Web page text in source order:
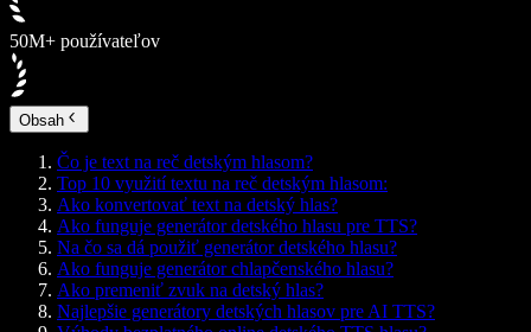
50M+ používateľov
Obsah
Čo je text na reč detským hlasom?
Top 10 využití textu na reč detským hlasom:
Ako konvertovať text na detský hlas?
Ako funguje generátor detského hlasu pre TTS?
Na čo sa dá použiť generátor detského hlasu?
Ako funguje generátor chlapčenského hlasu?
Ako premeniť zvuk na detský hlas?
Najlepšie generátory detských hlasov pre AI TTS?